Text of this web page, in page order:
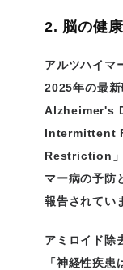
2. 脳の健
アルツハイマ
2025年の最
Alzheimer's
Intermittent
Restriction」
マー病の予防
報告されてい
アミロイド除
「神経性疾